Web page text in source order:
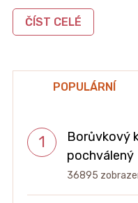
ČÍST CELÉ
POPULÁRNÍ
Borůvkový
pochválený
36895